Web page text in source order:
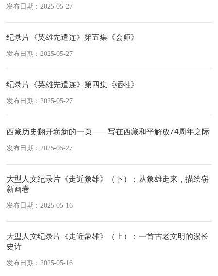
发布日期：2025-05-27
纪录片《英雄先遣连》第五集《会师》
发布日期：2025-05-27
纪录片《英雄先遣连》第四集《牺牲》
发布日期：2025-05-27
西藏历史翻开崭新的一页——写在西藏和平解放74周年之际
发布日期：2025-05-27
大型人文纪录片《走近象雄》（下）：从象雄走来，描绘崭
新画卷
发布日期：2025-05-16
大型人文纪录片《走近象雄》（上）：一首古老文明的漫长
史诗
发布日期：2025-05-16